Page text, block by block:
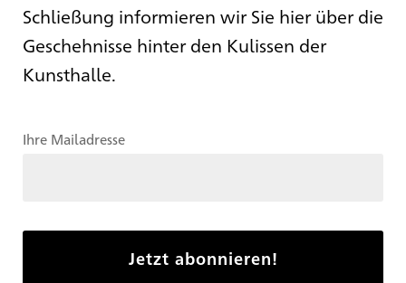
Schließung informieren wir Sie hier über die
Geschehnisse hinter den Kulissen der
Kunsthalle.
Ihre Mailadresse